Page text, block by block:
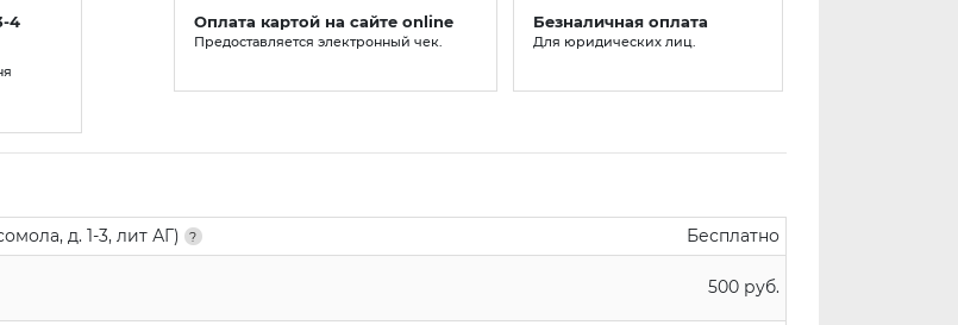
4
Оплата картой на сайте online
Предоставляется электронный чек.
Безналичная оплата
Для юридических лиц.
д. 1-3, лит АГ)
Бесплатно
500 руб.